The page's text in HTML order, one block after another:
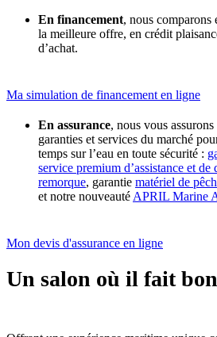
En financement, nous comparons
la meilleure offre, en crédit
d’achat.
Ma simulation de financement en ligne
En assurance, nous vous
garanties et services du marché
temps sur l’eau en toute sécurité :
service premium d’assistance et de
remorque, garantie matériel de
et notre nouveauté APRIL Marine
Mon devis d'assurance en ligne
Un salon où il fait